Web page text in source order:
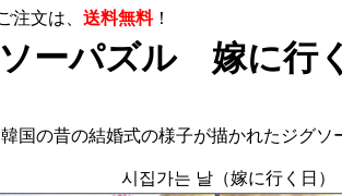
注文は、 送料無料！
ーパズル 嫁に行
韓国の昔の結婚式の様子が描かれたジグソ
시집가는 날（嫁に行く日）